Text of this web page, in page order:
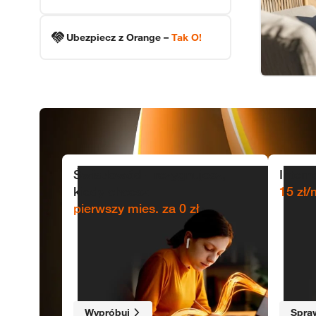
Ubezpiecz z Orange – Tak O!
Oferty
Internet bez umowy terminowej
Światłowód - rezygnujesz,
kiedy chcesz
pierwszy mies. za 0 zł
Wypróbuj
15 zł/